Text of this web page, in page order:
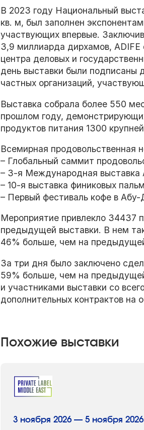
В 2023 году Национальный
кв. м, был заполнен
участвующих впервые.
3,9 миллиарда дирхамов, ADIFE
центра деловых и
день выставки были подписаны
частных организаций,
Выставка собрала более 550
прошлом году,
продуктов питания 1300
Всемирная продовольственная
– Глобальный саммит
– 3-я Международная выставка
– 10-я выставка финиковых
– Первый фестиваль кофе в
Мероприятие привлекло 34437
предыдущей выставки. В нем
46% больше, чем на
За три дня было заключено
59% больше, чем на
и участниками выставки со
дополнительных контрактов
Похожие выставки
3 ноября 2026 — 5 ноября 2026